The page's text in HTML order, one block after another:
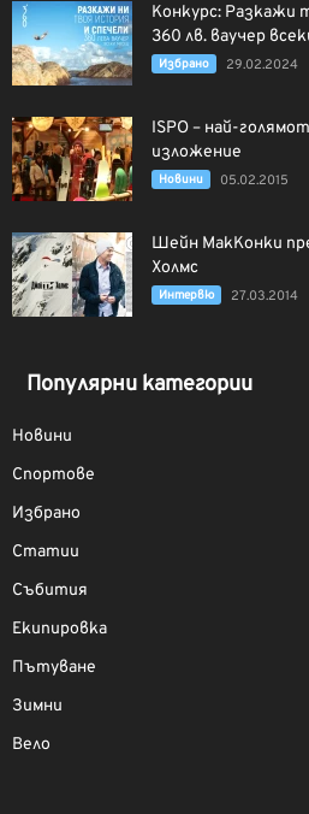
Конкурс: Разкажи
360 лв. ваучер
Избрано 29.02.2024
ISPO – най-
изложение
Новини 05.02.2015
Шейн МакКонки
Холмс
Интервю 27.03.2014
Популярни категории
Новини
Спортове
Избрано
Статии
Събития
Екипировка
Пътуване
Зимни
Вело